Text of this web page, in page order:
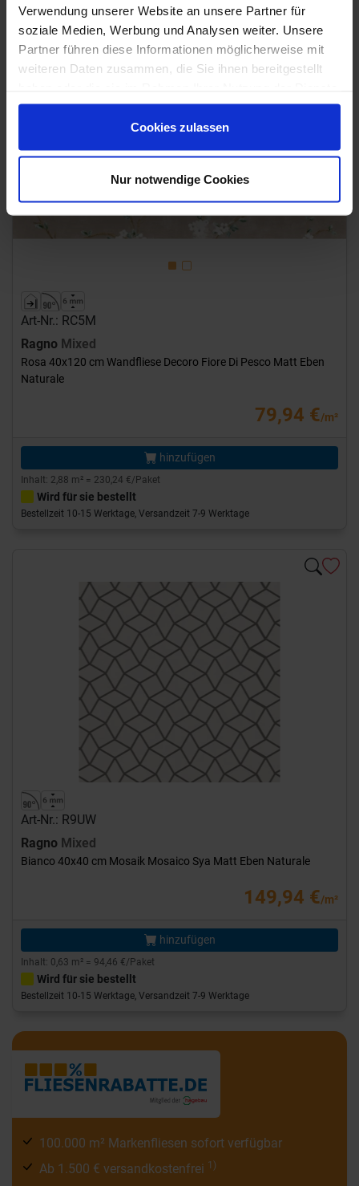
Verwendung unserer Website an unsere Partner für
soziale Medien, Werbung und Analysen weiter. Unsere
Partner führen diese Informationen möglicherweise mit
weiteren Daten zusammen, die Sie ihnen bereitgestellt
gesammelt haben.
Cookies zulassen
Nur notwendige Cookies
Bestellzeit 10-15 Werktage, Versandzeit 7-9 Werktage
Art-Nr.: RC5M
Ragno Mixed
Rosa 40x120 cm Wandfliese Decoro Fiore Di Pesco Matt Eben
Naturale
79,94 €/m²
hinzufügen
Inhalt: 2,88 m² = 230,24 €/Paket
Wird für sie bestellt
Bestellzeit 10-15 Werktage, Versandzeit 7-9 Werktage
Art-Nr.: R9UW
Ragno Mixed
Bianco 40x40 cm Mosaik Mosaico Sya Matt Eben Naturale
149,94 €/m²
hinzufügen
Inhalt: 0,63 m² = 94,46 €/Paket
Wird für sie bestellt
Bestellzeit 10-15 Werktage, Versandzeit 7-9 Werktage
100.000 m² Markenfliesen sofort verfügbar
Ab 1.500 € versandkostenfrei 1)